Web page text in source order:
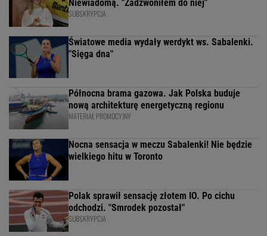
Niewiadomą. "Zadzwoniłem do niej"
SUBSKRYPCJA
Światowe media wydały werdykt ws. Sabalenki.
"Sięga dna"
Północna brama gazowa. Jak Polska buduje
nową architekturę energetyczną regionu
MATERIAŁ PROMOCYJNY
Nocna sensacja w meczu Sabalenki! Nie będzie
wielkiego hitu w Toronto
Polak sprawił sensację złotem IO. Po cichu
odchodzi. "Smrodek pozostał"
SUBSKRYPCJA